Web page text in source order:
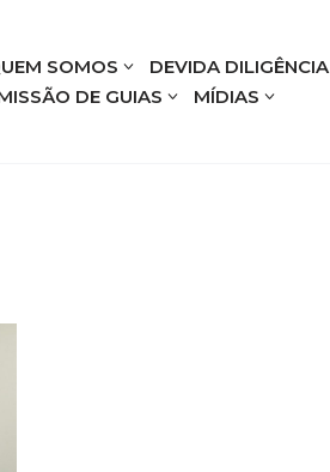
SOMOS DEVIDA DILIGÊNCIA
DE GUIAS
MÍDIAS